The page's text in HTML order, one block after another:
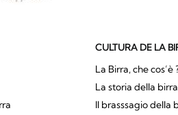
CULTURA DE LA
La Birra, che cos’è
La storia della birra
Il brasssagio della